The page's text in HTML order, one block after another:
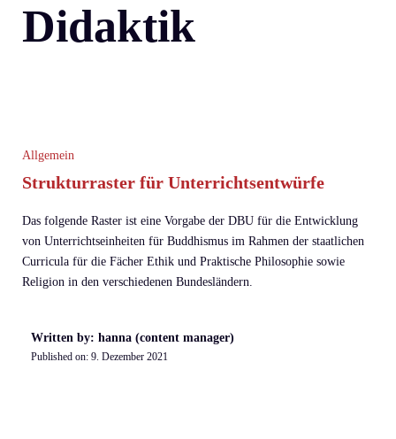
Didaktik
Allgemein
Strukturraster für Unterrichtsentwürfe
Das folgende Raster ist eine Vorgabe der DBU für die Entwicklung
von Unterrichtseinheiten für Buddhismus im Rahmen der staatlichen
Curricula für die Fächer Ethik und Praktische Philosophie sowie
Religion in den verschiedenen Bundesländern.
Written by: hanna (content manager)
Published on: 9. Dezember 2021